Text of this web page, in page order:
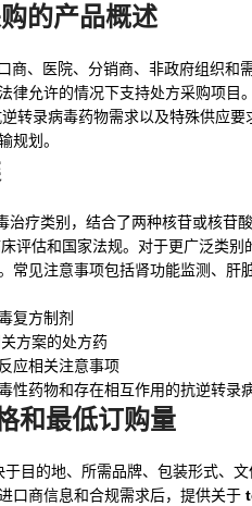
的产品概述
商、医院、分销商、非政府组织和
律允许的情况下支持处方采购项
转录病毒药物需求以及特殊供应
规划。
治疗类别，结合了两种核苷或核苷
评估和国家法规。对于更广泛类别
常见注意事项包括肾功能监测、
复方制剂
方案的处方药
应相关注意事项
性药物和存在相互作用的抗逆转录
和最低订购量
于目的地、所需品牌、包装形式、
口商信息和合规需求后，提供关于